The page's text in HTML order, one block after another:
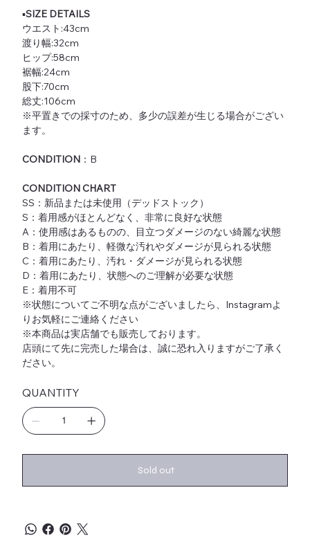
▪️SIZE DETAILS
ウエスト:43cm
渡り幅:32cm
ヒップ:58cm
裾幅:24cm
股下:70cm
総丈:106cm
※平置きでの採寸のため、多少の誤差が生じる場合がござい
ます。
CONDITION ：B
CONDITION CHART
SS：新品または未使用（デッドストック）
S：着用感がほとんどなく、非常に良好な状態
A：使用感はあるものの、目立つダメージのない綺麗な状態
B：着用にあたり、軽微な汚れやダメージが見られる状態
C：着用にあたり、汚れ・ダメージが見られる状態
D：着用にあたり、状態へのご理解が必要な状態
E：着用不可
※状態についてご不明な点がございましたら、Instagramよ
りお気軽にご連絡ください
※本商品は実店舗でも販売しております。
店頭にて先に完売した場合は、誠に恐れ入りますがご了承く
ださい。
QUANTITY
Sold out